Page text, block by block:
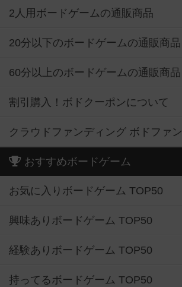
2人用ボードゲームの通販商品
20分以下のボードゲームの通販商品
60分以上のボードゲームの通販商品
割引購入！ボドクーポンについて
クラウドファンディング ボドファン
おすすめボードゲーム
お気に入りボードゲーム TOP50
興味ありボードゲーム TOP50
経験ありボードゲーム TOP50
持ってるボードゲーム TOP50